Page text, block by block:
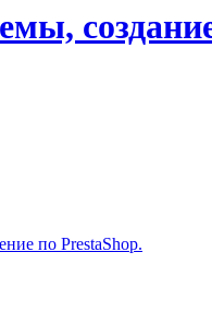
по PrestaShop.